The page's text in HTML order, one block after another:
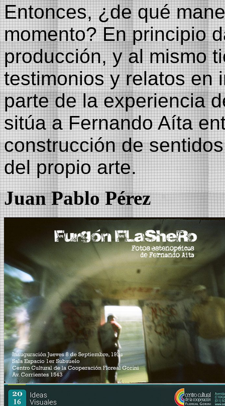
Entonces, ¿de qué
momento? En principio
producción, y al mismo
testimonios y relatos en
parte de la experiencia
sitúa a Fernando Aíta
construcción de
del propio arte.
Juan Pablo Pérez